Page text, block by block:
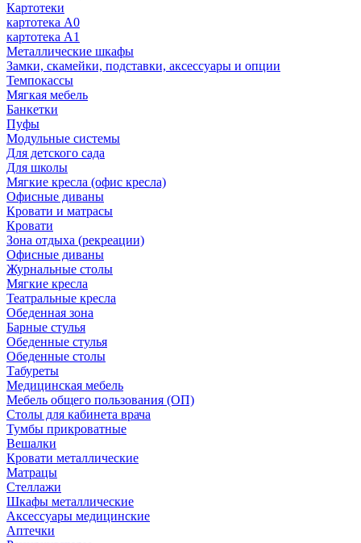
Картотеки
картотека А0
картотека А1
Металлические шкафы
Замки, скамейки, подставки, аксессуары и опции
Темпокассы
Мягкая мебель
Банкетки
Пуфы
Модульные системы
Для детского сада
Для школы
Мягкие кресла (офис кресла)
Офисные диваны
Кровати и матрасы
Кровати
Зона отдыха (рекреации)
Офисные диваны
Журнальные столы
Мягкие кресла
Театральные кресла
Обеденная зона
Барные стулья
Обеденные стулья
Обеденные столы
Табуреты
Медицинская мебель
Мебель общего пользования (ОП)
Столы для кабинета врача
Тумбы прикроватные
Вешалки
Кровати металлические
Матрацы
Стеллажи
Шкафы металлические
Аксессуары медицинские
Аптечки